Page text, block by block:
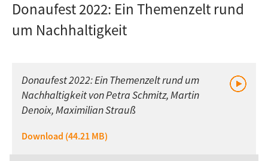
Donaufest 2022: Ein Themenzelt rund
um Nachhaltigkeit
Donaufest 2022: Ein Themenzelt rund um
Nachhaltigkeit von Petra Schmitz, Martin
Denoix, Maximilian Strauß
Download (44.21 MB)